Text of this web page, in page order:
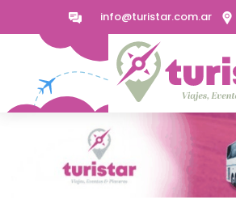
info@turistar.com.ar